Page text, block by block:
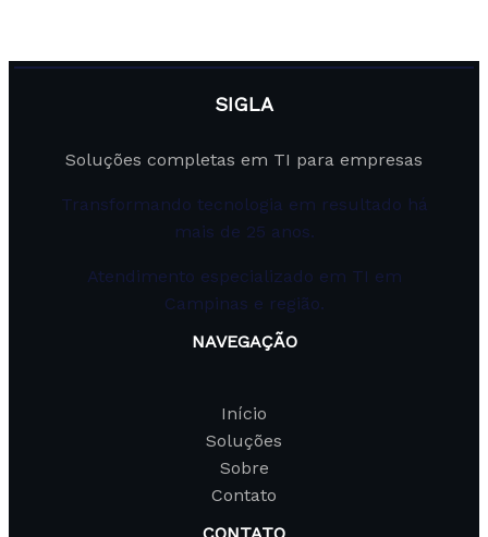
SIGLA
Soluções completas em TI para empresas
Transformando tecnologia em resultado há
mais de 25 anos.
Atendimento especializado em TI em
Campinas e região.
NAVEGAÇÃO
Início
Soluções
Sobre
Contato